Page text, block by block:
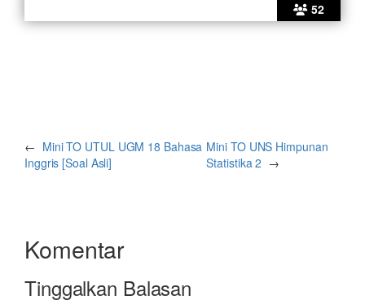
52
← Mini TO UTUL UGM 18 Bahasa
Inggris [Soal Asli]
Mini TO UNS Himpunan
Statistika 2 →
Komentar
Tinggalkan Balasan